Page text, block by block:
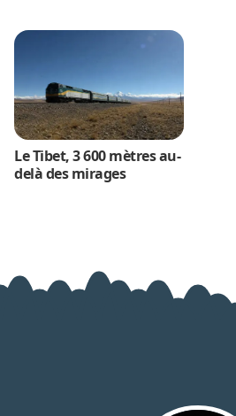
Le Tibet, 3 600 mètres au-
delà des mirages